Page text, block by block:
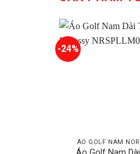
-24%
ÁO GOLF NAM